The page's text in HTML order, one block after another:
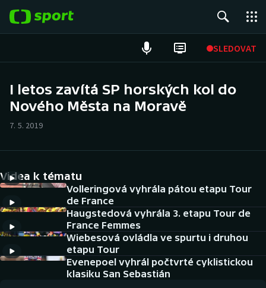
SLEDOVAT
Hokej
Cyklistika
DALŠÍ SPORTY
Americký fotbal
Baseball a softbal
NEPŘEHLÉDNĚTE
I letos zavítá SP horských kol do
Nového Města na Moravě
7. 5. 2019
Videa k tématu
Volleringová vyhrála pátou etapu Tour
de France
Haugstedová vyhrála 3. etapu Tour de
France Femmes
Wiebesová ovládla ve spurtu i druhou
etapu Tour
Evenepoel vyhrál počtvrté cyklistickou
klasiku San Sebastián